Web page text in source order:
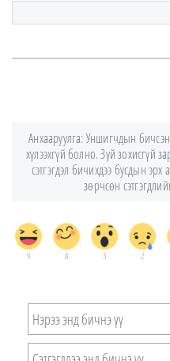
Анхааруулга: Уншигчдын
хүлээхгүй болно. Зүй зохисгүй
сэтгэгдэл бичихдээ бусдын эрх
зөрчсөн
9 8 3 2